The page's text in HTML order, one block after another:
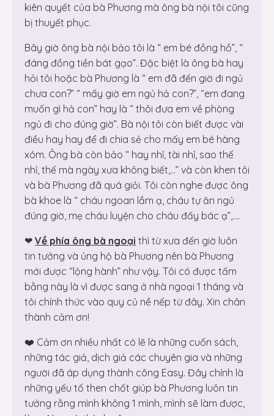
kiên quyết của bà Phương mà ông bà nội tôi cũng
bị thuyết phục.
Bây giờ ông bà nội bảo tôi là “ em bé đồng hồ”, “
đáng đồng tiền bát gạo”. Đặc biệt là ông bà hay
hỏi tôi hoặc bà Phương là “ em đã đến giờ đi ngủ
chưa con?” “ mấy giờ em ngủ hả con?”, “em đang
muốn gì hả con” hay là “ thôi đưa em về phòng
ngủ đi cho đúng giờ”. Bà nội tôi còn biết được vài
điều hay hay để đi chia sẻ cho mấy em bé hàng
xóm. Ông bà còn bảo “ hay nhỉ, tài nhỉ, sao thế
nhỉ, thế mà ngày xưa không biết,…” và còn khen tôi
và bà Phương đã quá giỏi. Tôi còn nghe được ông
bà khoe là “ cháu ngoan lắm ạ, cháu tự ăn ngủ
đúng giờ, mẹ cháu luyện cho cháu đấy bác ạ”,….
❤ Về phía ông bà ngoại thì từ xưa đến giờ luôn
tin tưởng và ủng hộ bà Phương nên bà Phương
mới được “lộng hành” như vậy. Tôi có được tấm
bằng này là vì được sang ở nhà ngoại 1 tháng và
tôi chính thức vào quy củ nề nếp từ đây. Xin chân
thành cảm ơn!
❤️ Cảm ơn nhiều nhất có lẽ là những cuốn sách,
những tác giả, dịch giả các chuyên gia và những
người đã áp dụng thành công Easy. Đây chính là
những yếu tố then chốt giúp bà Phương luôn tin
tưởng rằng mình không 1 mình, mình sẽ làm được,